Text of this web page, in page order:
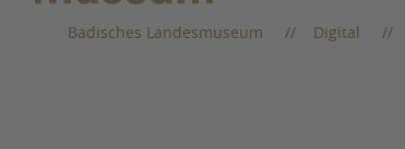
Sie befinden sich hier:
Badisches Landesmuseum Digital